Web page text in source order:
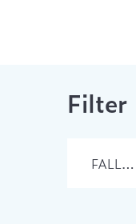
Filter
FALL…